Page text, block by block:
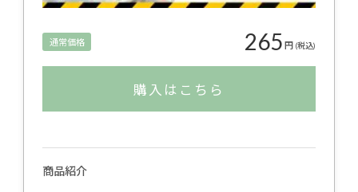
通常価格 265円 (税込)
購入はこちら
商品紹介